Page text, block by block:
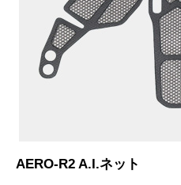
AERO-R2 A.I.ネット